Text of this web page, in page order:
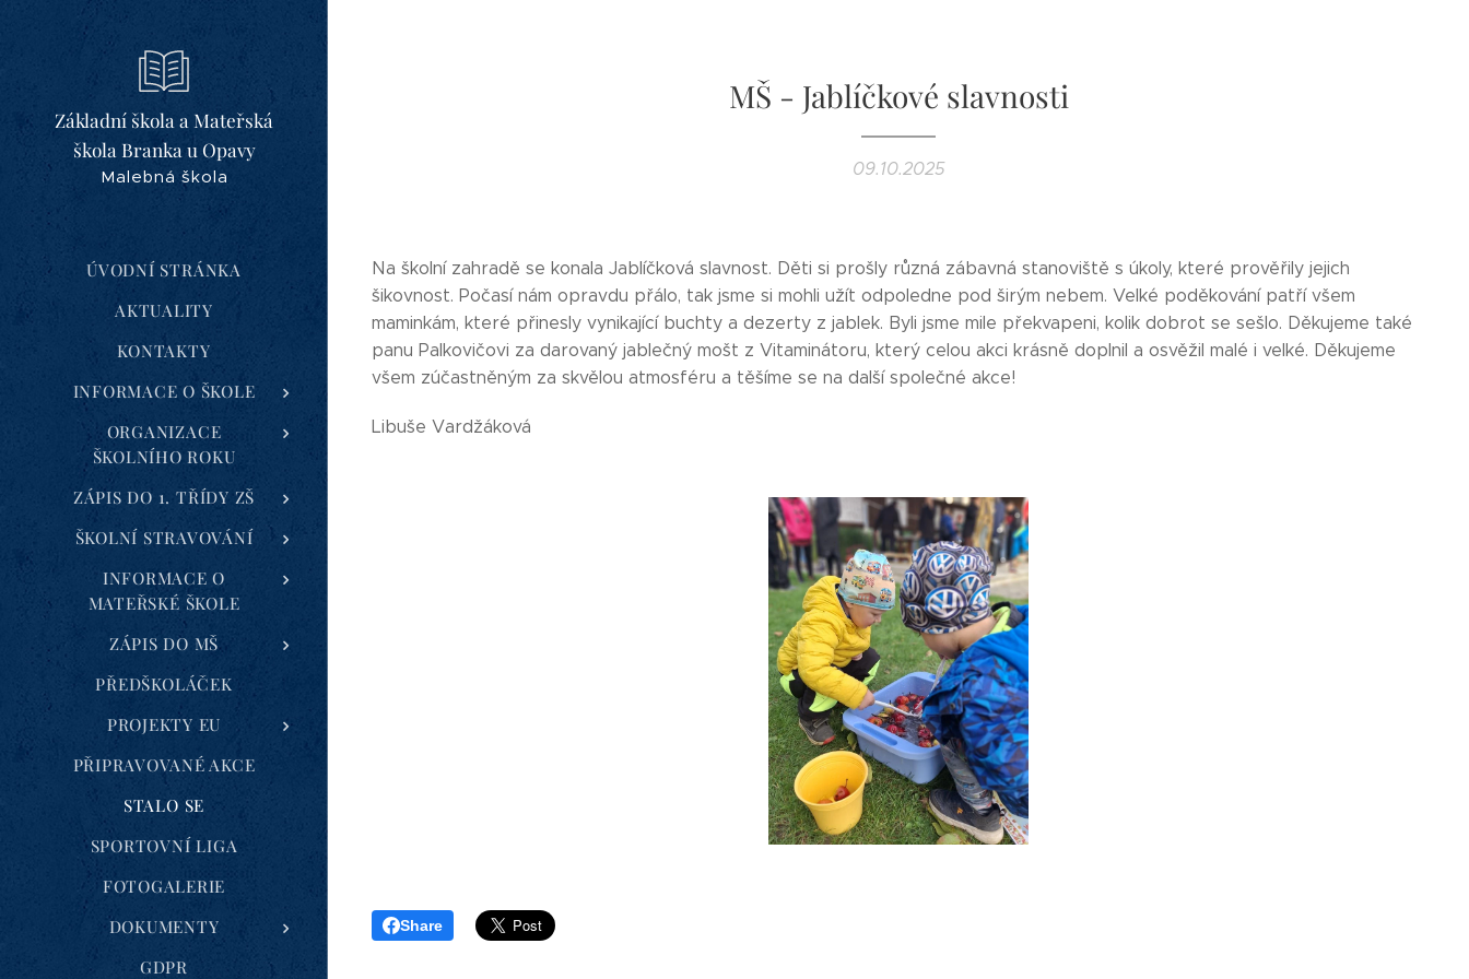
Základní škola a Mateřská
škola Branka u Opavy
Malebná škola
ÚVODNÍ STRÁNKA
AKTUALITY
KONTAKTY
INFORMACE O ŠKOLE
ORGANIZACE
ŠKOLNÍHO ROKU
ZÁPIS DO 1. TŘÍDY ZŠ
ŠKOLNÍ STRAVOVÁNÍ
INFORMACE O
MATEŘSKÉ ŠKOLE
ZÁPIS DO MŠ
PŘEDŠKOLÁČEK
PROJEKTY EU
PŘIPRAVOVANÉ AKCE
STALO SE
SPORTOVNÍ LIGA
FOTOGALERIE
DOKUMENTY
GDPR
MŠ - Jablíčkové slavnosti
09.10.2025
Na školní zahradě se konala Jablíčková slavnost. Děti si prošly různá zábavná stanoviště s úkoly, které prověřily jejich
šikovnost. Počasí nám opravdu přálo, tak jsme si mohli užít odpoledne pod širým nebem. Velké poděkování patří všem
maminkám, které přinesly vynikající buchty a dezerty z jablek. Byli jsme mile překvapeni, kolik dobrot se sešlo. Děkujeme také
panu Palkovičovi za darovaný jablečný mošt z Vitaminátoru, který celou akci krásně doplnil a osvěžil malé i velké. Děkujeme
všem zúčastněným za skvělou atmosféru a těšíme se na další společné akce!
Libuše Vardžáková
Share